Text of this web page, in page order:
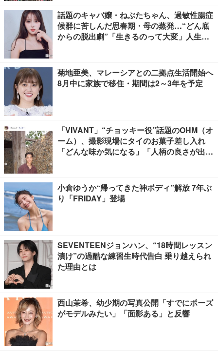
話題のキャバ嬢・ねぶたちゃん、過敏性腸症
候群に苦しんだ思春期・母の蒸発…“どん底
からの脱出劇”「生きるのって大変」人生変
菊地亜美、マレーシアとの二拠点生活開始へ
8月中に家族で移住・期間は2～3年を予定
「VIVANT」“チョッキー役”話題のOHM（オ
ーム）、撮影現場にタイのお菓子差し入れ
「どんな味か気になる」「人柄の良さが出て
小倉ゆうか“帰ってきた神ボディ”解放 7年ぶ
り「FRIDAY」登場
SEVENTEENジョンハン、“18時間レッスン
漬け”の過酷な練習生時代告白 乗り越えられ
た理由とは
西山茉希、幼少期の写真公開「すでにポーズ
がモデルみたい」「面影ある」と反響